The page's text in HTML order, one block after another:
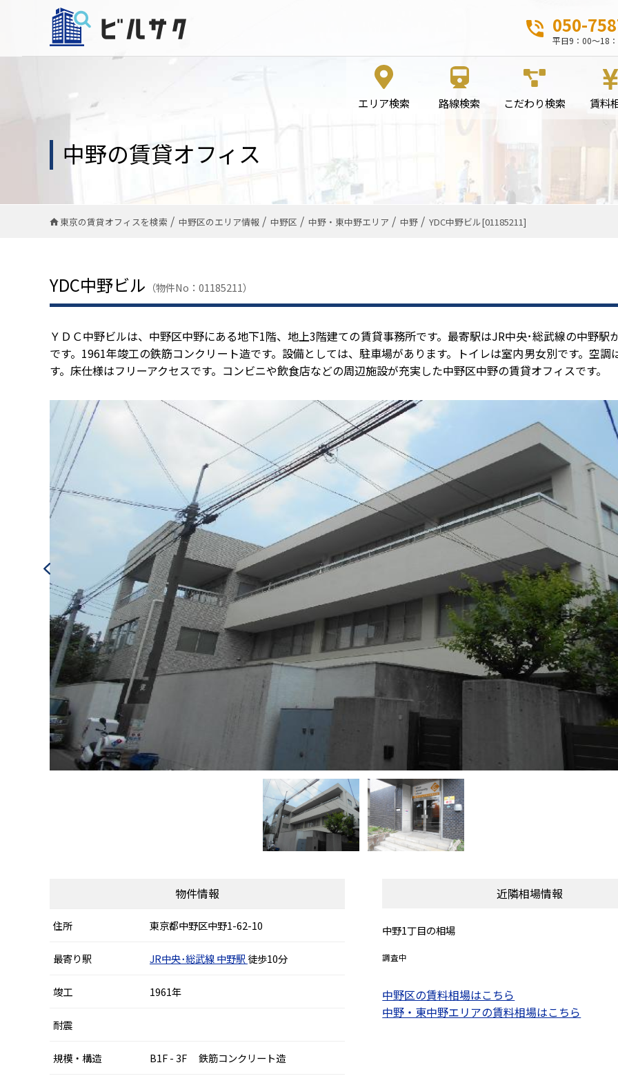
050-
平日9：00～18
エリア検索 路線検索 こだわり検索 賃料
中野の賃貸オフィス
東京の賃貸オフィスを検索 中野区のエリア情報 中野区 中野・東中野エリア 中野 YDC中野ビル[01185211]
YDC中野ビル （物件No：01185211）
ＹＤＣ中野ビルは、中野区中野にある地下1階、地上3階建ての賃貸事務所です。最寄駅はJR中央･総武線の中野駅
です。1961年竣工の鉄筋コンクリート造です。設備としては、駐車場があります。トイレは室内男女別です。空調
す。床仕様はフリーアクセスです。コンビニや飲食店などの周辺施設が充実した中野区中野の賃貸オフィスです。
物件情報
住所 東京都中野区中野1-62-10
最寄り駅 JR中央･総武線中野駅 徒歩10分
竣工 1961年
耐震
規模・構造 B1F - 3F 鉄筋コンクリート造
近隣相場情報
中野1丁目の相場
調査中
中野区の賃料相場はこちら
中野・東中野エリアの賃料相場はこちら